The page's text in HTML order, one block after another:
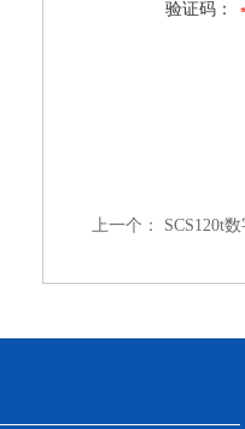
验证码：
上一个： SCS120t